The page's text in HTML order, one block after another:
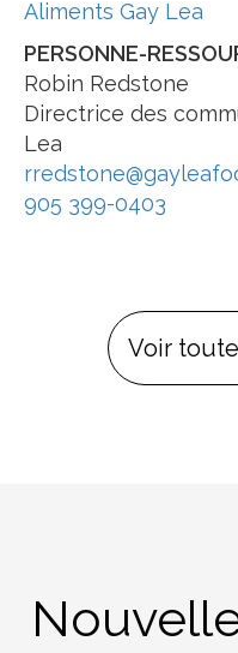
Aliments Gay Lea
PERSONNE-
Robin Redstone
Directrice des
Lea
905 399-0403
Voir